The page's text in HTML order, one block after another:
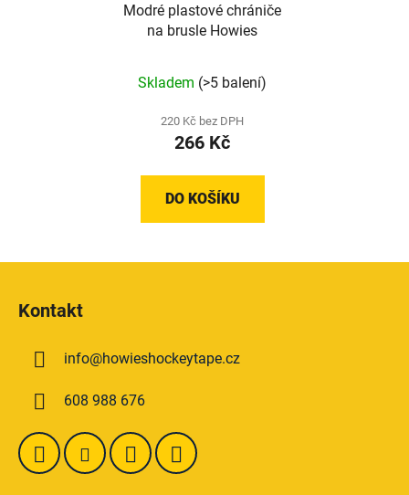
Modré plastové chrániče
na brusle Howies
Skladem (>5 balení)
220 Kč bez DPH
266 Kč
DO KOŠÍKU
Kontakt
info@howieshockeytape.cz
608 988 676